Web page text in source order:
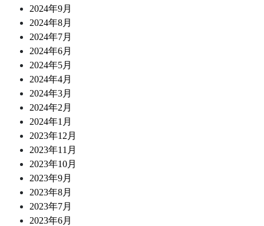
2024年9月
2024年8月
2024年7月
2024年6月
2024年5月
2024年4月
2024年3月
2024年2月
2024年1月
2023年12月
2023年11月
2023年10月
2023年9月
2023年8月
2023年7月
2023年6月